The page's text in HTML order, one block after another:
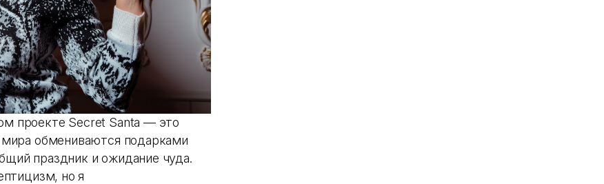
проекте Secret Santa — это
обмениваются подарками
праздник и ожидание чуда.
но я